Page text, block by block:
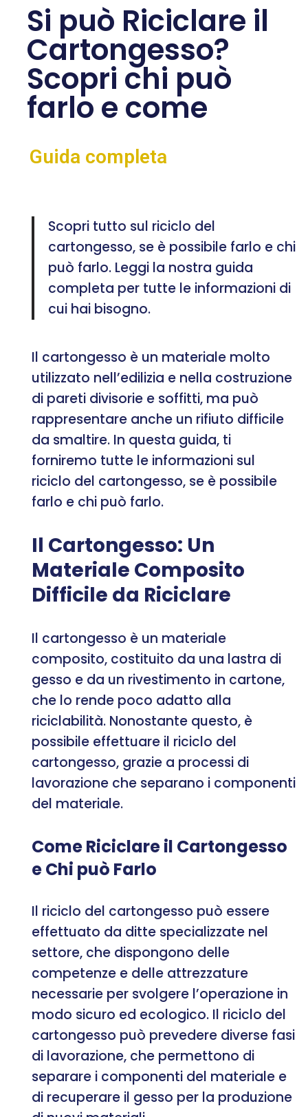
Si può Riciclare il
Cartongesso?
Scopri chi può
farlo e come
Guida completa
Scopri tutto sul riciclo del
cartongesso, se è possibile farlo e chi
può farlo. Leggi la nostra guida
completa per tutte le informazioni di
cui hai bisogno.
Il cartongesso è un materiale molto
utilizzato nell’edilizia e nella costruzione
di pareti divisorie e soffitti, ma può
rappresentare anche un rifiuto difficile
da smaltire. In questa guida, ti
forniremo tutte le informazioni sul
riciclo del cartongesso, se è possibile
farlo e chi può farlo.
Il Cartongesso: Un
Materiale Composito
Difficile da Riciclare
Il cartongesso è un materiale
composito, costituito da una lastra di
gesso e da un rivestimento in cartone,
che lo rende poco adatto alla
riciclabilità. Nonostante questo, è
possibile effettuare il riciclo del
cartongesso, grazie a processi di
lavorazione che separano i componenti
del materiale.
Come Riciclare il Cartongesso
e Chi può Farlo
Il riciclo del cartongesso può essere
effettuato da ditte specializzate nel
settore, che dispongono delle
competenze e delle attrezzature
necessarie per svolgere l’operazione in
modo sicuro ed ecologico. Il riciclo del
cartongesso può prevedere diverse fasi
di lavorazione, che permettono di
separare i componenti del materiale e
di recuperare il gesso per la produzione